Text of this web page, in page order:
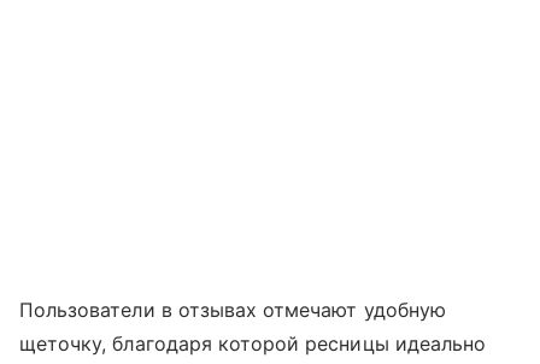
Пользователи в отзывах отмечают удобную
щеточку, благодаря которой ресницы идеально